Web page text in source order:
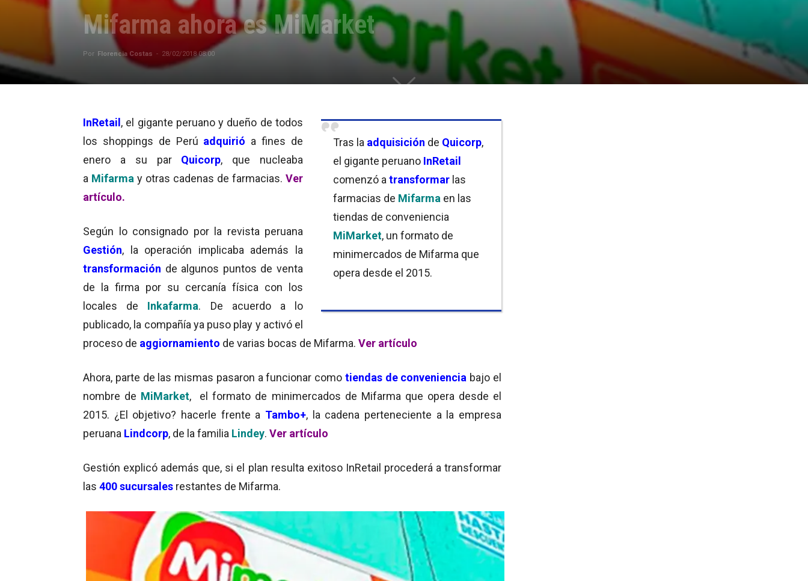
Mifarma ahora es MiMarket
Por Florencia Costas - 28/02/2018 08:00
Tras la adquisición de Quicorp,
el gigante peruano InRetail
comenzó a transformar las
farmacias de Mifarma en las
tiendas de conveniencia
MiMarket, un formato de
minimercados de Mifarma que
opera desde el 2015.
InRetail, el gigante peruano y dueño de todos
los shoppings de Perú adquirió a fines de
enero a su par
Quicorp, que nucleaba
a Mifarma y otras cadenas de farmacias. Ver
artículo.
Según lo consignado por la revista peruana
Gestión, la operación implicaba además la
transformación de algunos puntos de venta
de la firma por su cercanía física con los
locales de Inkafarma. De acuerdo a lo
publicado, la compañía ya puso play y activó el
proceso de aggiornamiento de varias bocas de Mifarma. Ver artículo
Ahora, parte de las mismas pasaron a funcionar como tiendas de conveniencia bajo el
nombre de MiMarket, el formato de minimercados de Mifarma que opera desde el
2015. ¿El objetivo? hacerle frente a Tambo+, la cadena perteneciente a la empresa
peruana Lindcorp, de la familia Lindey. Ver artículo
Gestión explicó además que, si el plan resulta exitoso InRetail procederá a transformar
las 400 sucursales restantes de Mifarma.